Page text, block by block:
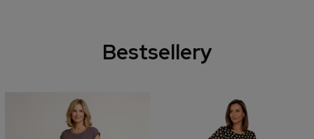
Bestsellery